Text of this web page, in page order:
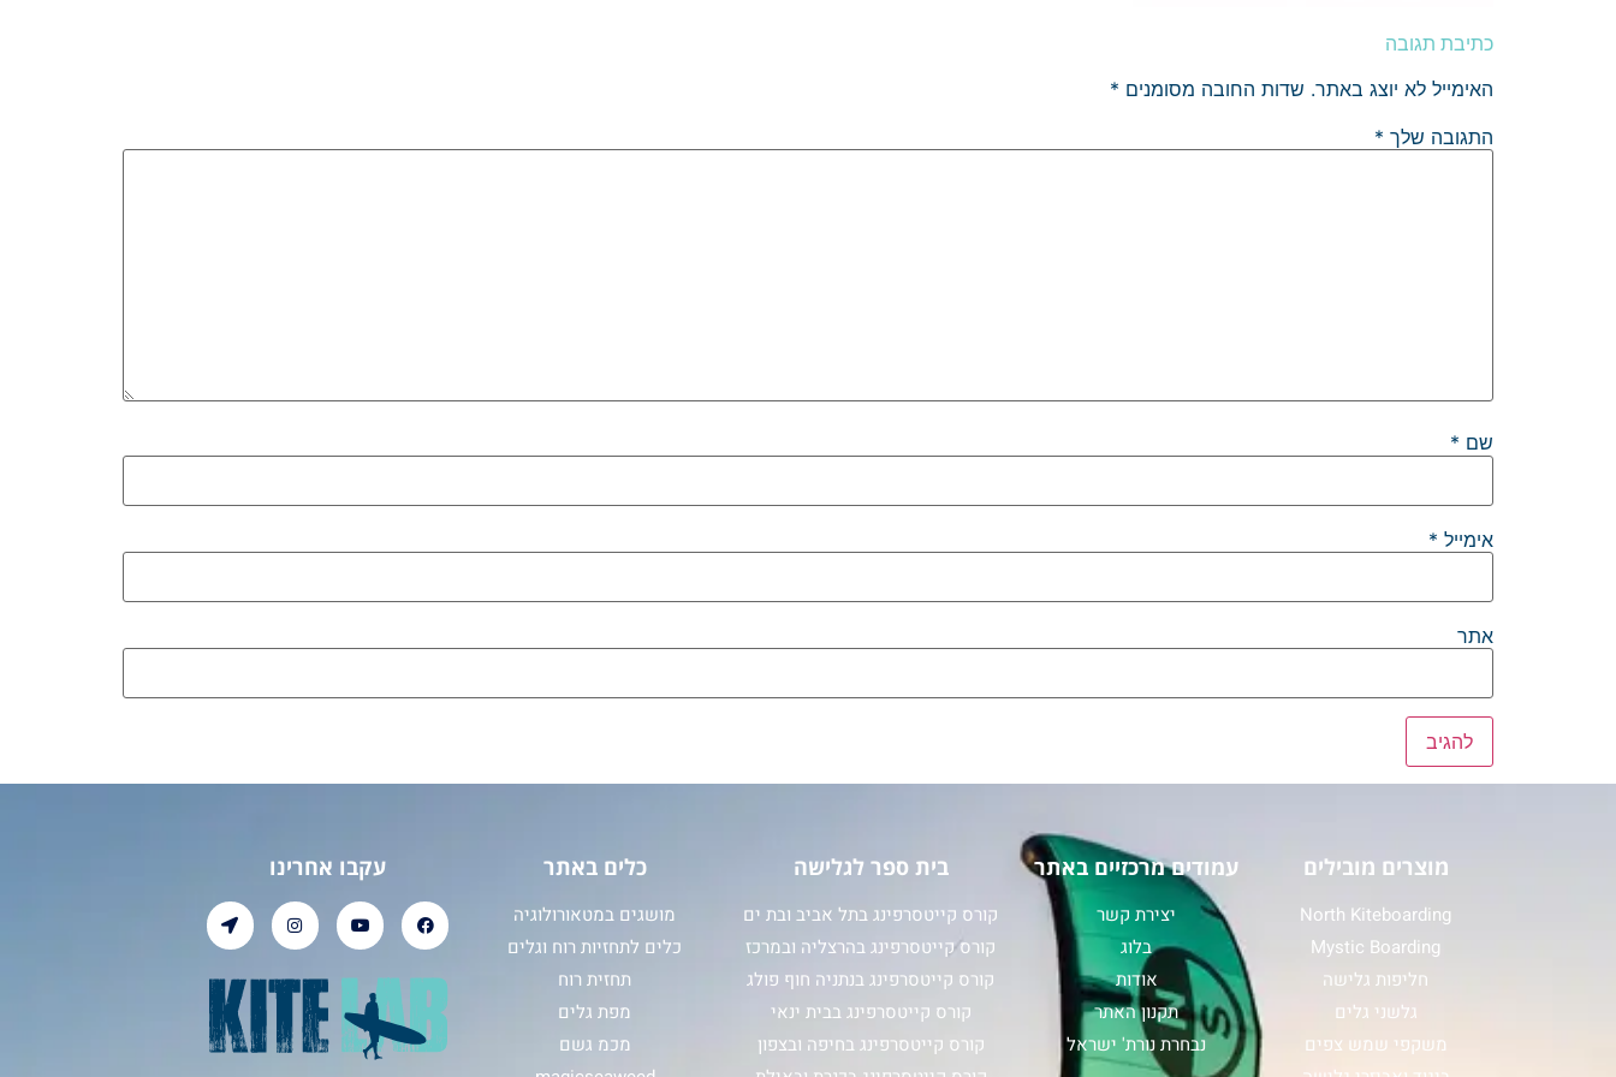
כתיבת תגובה
האימייל לא יוצג באתר. שדות החובה מסומנים *
התגובה שלך *
שם *
אימייל *
אתר
מוצרים מובילים
North Kiteboarding
Mystic Boarding
חליפות גלישה
גלשני גלים
משקפי שמש צפים
עמודים מרכזיים באתר
יצירת קשר
בלוג
אודות
תקנון האתר
נבחרת נורת' ישראל
בית ספר לגלישה
קורס קייטסרפינג בתל אביב ובת ים
קורס קייטסרפינג בהרצליה ובמרכז
קורס קייטסרפינג בנתניה חוף פולג
קורס קייטסרפינג בבית ינאי
קורס קייטסרפינג בחיפה ובצפון
כלים באתר
מושגים במטאורולוגיה
כלים לתחזיות רוח וגלים
תחזית רוח
מפת גלים
מכמ גשם
עקבו אחרינו